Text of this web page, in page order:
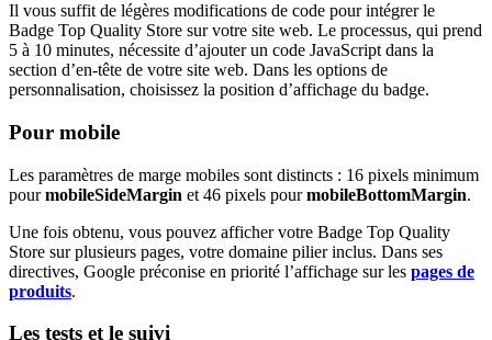
Il vous suffit de légères modifications de code pour intégrer le
Badge Top Quality Store sur votre site web. Le processus, qui prend
5 à 10 minutes, nécessite d’ajouter un code JavaScript dans la
section d’en-tête de votre site web. Dans les options de
personnalisation, choisissez la position d’affichage du badge.
Pour mobile
Les paramètres de marge mobiles sont distincts : 16 pixels minimum
pourmobileSideMargin et 46 pixels pourmobileBottomMargin.
Une fois obtenu, vous pouvez afficher votre Badge Top Quality
Store sur plusieurs pages, votre domaine pilier inclus. Dans ses
directives, Google préconise en priorité l’affichage sur les pages de
produits.
Les tests et le suivi